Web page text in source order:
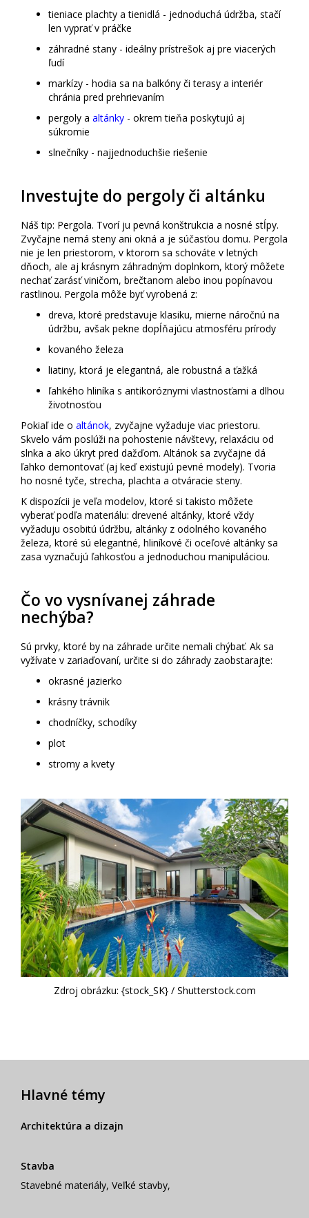
tieniace plachty a tienidlá - jednoduchá údržba, stačí
len vyprať v práčke
záhradné stany - ideálny prístrešok aj pre viacerých
ľudí
markízy - hodia sa na balkóny či terasy a interiér
chránia pred prehrievaním
pergoly a altánky - okrem tieňa poskytujú aj
súkromie
slnečníky - najjednoduchšie riešenie
Investujte do pergoly či altánku
Náš tip: Pergola. Tvorí ju pevná konštrukcia a nosné stĺpy.
Zvyčajne nemá steny ani okná a je súčasťou domu. Pergola
nie je len priestorom, v ktorom sa schováte v letných
dňoch, ale aj krásnym záhradným doplnkom, ktorý môžete
nechať zarásť viničom, brečtanom alebo inou popínavou
rastlinou. Pergola môže byť vyrobená z:
dreva, ktoré predstavuje klasiku, mierne náročnú na
údržbu, avšak pekne dopĺňajúcu atmosféru prírody
kovaného železa
liatiny, ktorá je elegantná, ale robustná a ťažká
ľahkého hliníka s antikoróznymi vlastnosťami a dlhou
životnosťou
Pokiaľ ide o altánok, zvyčajne vyžaduje viac priestoru.
Skvelo vám poslúži na pohostenie návštevy, relaxáciu od
slnka a ako úkryt pred dažďom. Altánok sa zvyčajne dá
ľahko demontovať (aj keď existujú pevné modely). Tvoria
ho nosné tyče, strecha, plachta a otváracie steny.
K dispozícii je veľa modelov, ktoré si takisto môžete
vyberať podľa materiálu: drevené altánky, ktoré vždy
vyžaduju osobitú údržbu, altánky z odolného kovaného
železa, ktoré sú elegantné, hliníkové či oceľové altánky sa
zasa vyznačujú ľahkosťou a jednoduchou manipuláciou.
Čo vo vysnívanej záhrade
nechýba?
Sú prvky, ktoré by na záhrade určite nemali chýbať. Ak sa
vyžívate v zariaďovaní, určite si do záhrady zaobstarajte:
okrasné jazierko
krásny trávnik
chodníčky, schodíky
plot
stromy a kvety
Zdroj obrázku: {stock_SK} / Shutterstock.com
Hlavné témy
Architektúra a dizajn
Stavba
Stavebné materiály, Veľké stavby,